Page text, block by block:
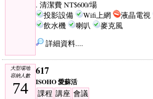
. 清潔費 NT$600/場
投影設備
Wifi上網 液晶電視
飲水機
喇叭
麥克風
詳細資料....
大型場地
容納人數
74
617
ISOHO 愛蘇活
課程 講座 會議